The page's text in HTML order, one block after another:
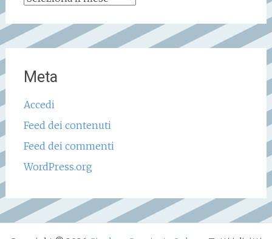
Meta
Accedi
Feed dei contenuti
Feed dei commenti
WordPress.org